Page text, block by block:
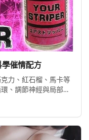
催情配方
力、紅石榴、馬卡等
、調節神經與局部升